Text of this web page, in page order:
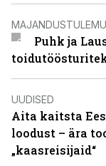
Puhk ja
UUDISED
Aita kaitsta
loodust – ära
„kaasreisijaid“